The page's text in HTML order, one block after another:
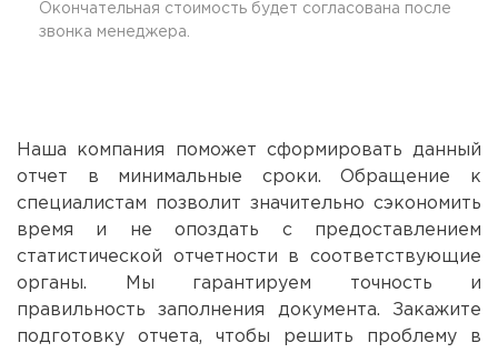
Окончательная стоимость будет согласована после
звонка менеджера.
Наша компания поможет сформировать данный
отчет в минимальные сроки. Обращение к
специалистам позволит значительно сэкономить
время и не опоздать с предоставлением
статистической отчетности в соответствующие
органы. Мы гарантируем точность и
правильность заполнения документа. Закажите
подготовку отчета, чтобы решить проблему в